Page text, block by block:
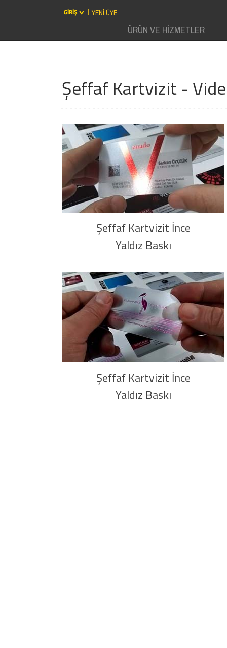
Şeffaf Kartvizit İnce
Yaldız Baskı
- - - - - - - - - - - - - - - - - - - - - - - - - - - - - - - - - - -
Şeffaf Kartvizit -
Şeffaf Kartvizit İnce
Yaldız Baskı
ÜRÜN VE HİZMETLER
YENİ ÜYE